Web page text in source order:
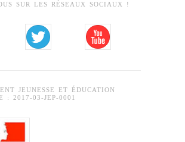
SUR LES RÉSEAUX SOCIAUX !
JEUNESSE ET ÉDUCATION
: 2017-03-JEP-0001